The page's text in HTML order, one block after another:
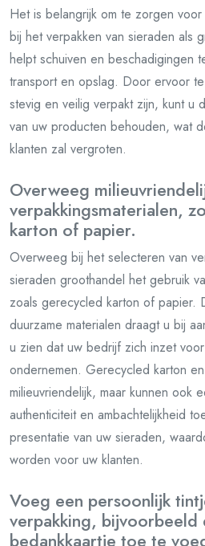
Het is belangrijk om te zorgen
bij het verpakken van sieraden als
helpt schuiven en beschadigingen
transport en opslag. Door ervoor
stevig en veilig verpakt zijn, kunt u
van uw producten behouden, wat
klanten zal vergroten.
Overweeg
verpakkingsmaterialen,
karton of papier.
Overweeg bij het selecteren van
sieraden groothandel het gebruik
zoals gerecycled karton of papier.
duurzame materialen draagt u bij
u zien dat uw bedrijf zich inzet
ondernemen. Gerecycled karton
milieuvriendelijk, maar kunnen ook
authenticiteit en ambachtelijkheid
presentatie van uw sieraden,
worden voor uw klanten.
Voeg een persoonlijk
verpakking, bijvoorbeeld
bedankkaartje toe te